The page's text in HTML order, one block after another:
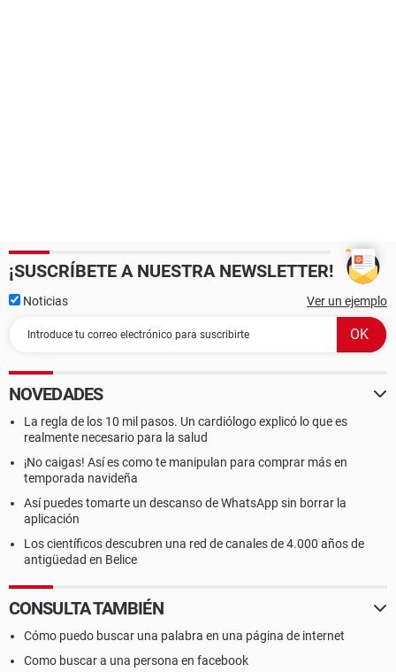
¡SUSCRÍBETE A NUESTRA NEWSLETTER!
Noticias Ver un ejemplo
NOVEDADES
La regla de los 10 mil pasos. Un cardiólogo explicó lo que es
realmente necesario para la salud
¡No caigas! Así es como te manipulan para comprar más en
temporada navideña
Así puedes tomarte un descanso de WhatsApp sin borrar la
aplicación
Los científicos descubren una red de canales de 4.000 años de
antigüedad en Belice
CONSULTA TAMBIÉN
Cómo puedo buscar una palabra en una página de internet
Como buscar a una persona en facebook